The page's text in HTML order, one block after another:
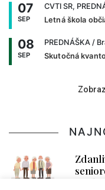
07
SEP
CVTI SR,
Letná škola
08
SEP
PREDNÁŠKA /
Skutočná